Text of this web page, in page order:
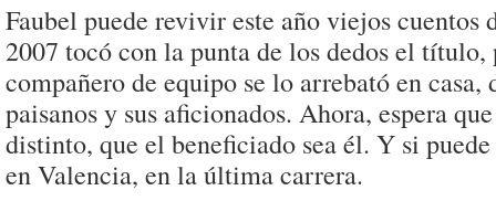
Faubel puede revivir este año viejos cuentos
2007 tocó con la punta de los dedos el título,
compañero de equipo se lo arrebató en casa,
paisanos y sus aficionados. Ahora, espera
distinto, que el beneficiado sea él. Y si puede
en Valencia, en la última carrera.